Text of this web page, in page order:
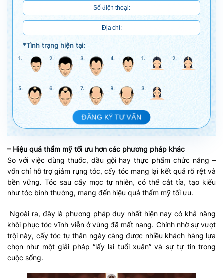
*Tình trạng hiện tại:
1. 2. 3. 4. 1. 2.
5. 6. 7. 8. 3.
ĐĂNG KÝ TƯ VẤN
– Hiệu quả thẩm mỹ tối ưu hơn các phương pháp khác
So với việc dùng thuốc, dầu gội hay thực phẩm chức năng –
vốn chỉ hỗ trợ giảm rụng tóc, cấy tóc mang lại kết quả rõ rệt và
bền vững. Tóc sau cấy mọc tự nhiên, có thể cắt tỉa, tạo kiểu
như tóc bình thường, mang đến hiệu quả thẩm mỹ tối ưu.
Ngoài ra, đây là phương pháp duy nhất hiện nay có khả năng
khôi phục tóc vĩnh viễn ở vùng đã mất nang. Chính nhờ sự vượt
trội này, cấy tóc tự thân ngày càng được nhiều khách hàng lựa
chọn như một giải pháp “lấy lại tuổi xuân” và sự tự tin trong
cuộc sống.